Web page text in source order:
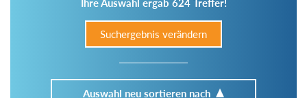
Ihre Auswahl ergab 624 Treffer!
Suchergebnis verändern
Auswahl neu sortieren nach